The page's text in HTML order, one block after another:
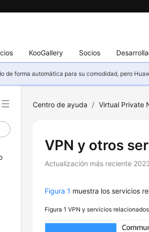
KooGallery Socios
de forma automática para su comodidad, pero
Centro de ayuda / Virtual Private
VPN y otros
Actualización más reciente
Figura 1 muestra los servicios
Figura 1VPN y servicios relacionados